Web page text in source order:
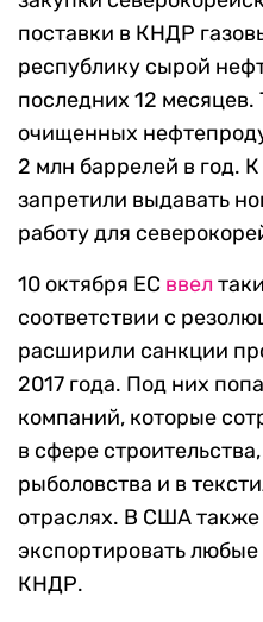
поставки в КНДР
республику сырой
последних 12
очищенных
2 млн баррелей в год.
запретили выдавать
работу для
10 октября ЕС ввел
соответствии с
расширили санкции
2017 года. Под них
компаний, которые
в сфере
рыболовства и в
отраслях. В США
экспортировать
КНДР.